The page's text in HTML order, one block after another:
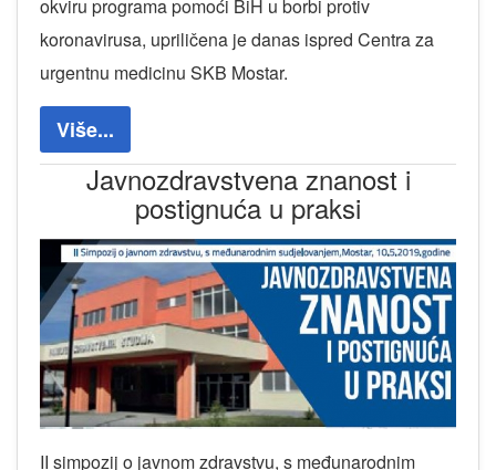
okviru programa pomoći BiH u borbi protiv
koronavirusa, upriličena je danas ispred Centra za
urgentnu medicinu SKB Mostar.
Više...
Javnozdravstvena znanost i
postignuća u praksi
II simpozij o javnom zdravstvu, s međunarodnim